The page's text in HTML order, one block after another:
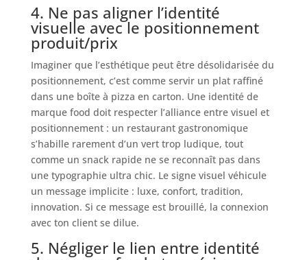
4. Ne pas aligner l’identité
visuelle avec le positionnement
produit/prix
Imaginer que l’esthétique peut être désolidarisée du
positionnement, c’est comme servir un plat raffiné
dans une boîte à pizza en carton. Une identité de
marque food doit respecter l’alliance entre visuel et
positionnement : un restaurant gastronomique
s’habille rarement d’un vert trop ludique, tout
comme un snack rapide ne se reconnaît pas dans
une typographie ultra chic. Le signe visuel véhicule
un message implicite : luxe, confort, tradition,
innovation. Si ce message est brouillé, la connexion
avec ton client se dilue.
5. Négliger le lien entre identité